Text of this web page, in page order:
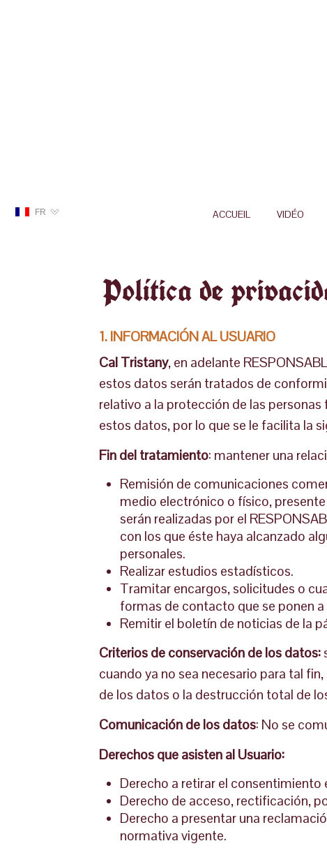
FR ACCUEIL VIDÉO
Política de
1. INFORMACIÓN AL USUARIO
Cal Tristany, en adelante
estos datos serán tratados de
relativo a la protección de las
estos datos, por lo que se le facilita la
Fin del tratamiento: mantener una
Remisión de comunicaciones
medio electrónico o físico,
serán realizadas por el
con los que éste haya alcanzado
personales.
Realizar estudios estadísticos.
Tramitar encargos, solicitudes o
formas de contacto que se ponen
Remitir el boletín de noticias de la
Criterios de conservación de los datos:
cuando ya no sea necesario para tal
de los datos o la destrucción total de
Comunicación de los datos: No se
Derechos que asisten al Usuario:
Derecho a retirar el
Derecho de acceso, rectificación,
Derecho a presentar una
normativa vigente.